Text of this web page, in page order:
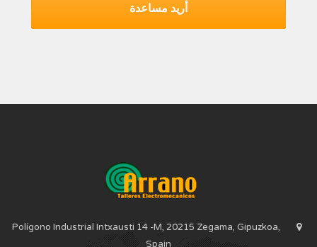
أريد مساعدة
Polígono Industrial Intxausti 14 -M, 20215 Zegama, Gipuzkoa,
Spain